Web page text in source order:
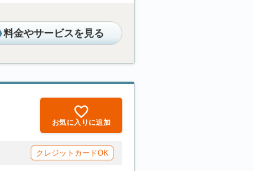
料金やサービスを見る
お気に入りに追加
クレジットカードOK